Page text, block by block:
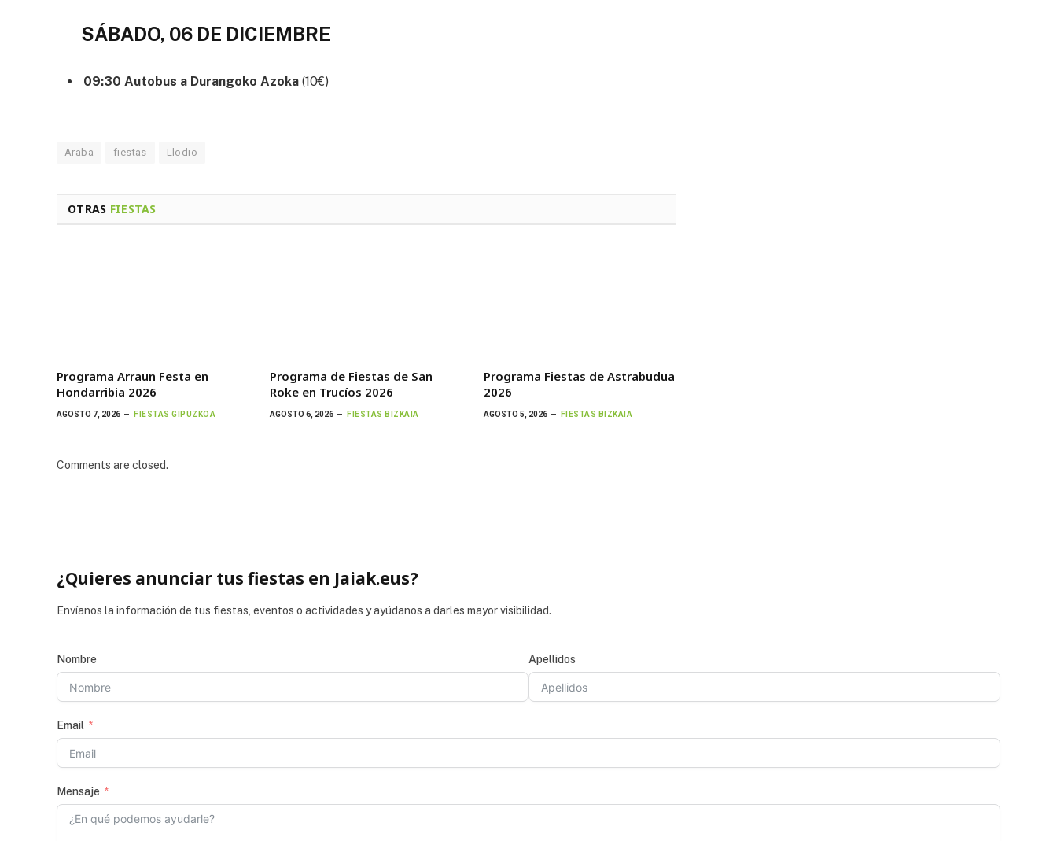
SÁBADO, 06 DE DICIEMBRE
09:30 Autobus a Durangoko Azoka (10€)
Araba fiestas Llodio
OTRAS FIESTAS
Programa Arraun Festa en
Hondarribia 2026
AGOSTO 7, 2026 FIESTAS GIPUZKOA
Programa de Fiestas de San
Roke en Trucíos 2026
AGOSTO 6, 2026 FIESTAS BIZKAIA
Programa Fiestas de Astrabudua
2026
AGOSTO 5, 2026 FIESTAS BIZKAIA
Comments are closed.
¿Quieres anunciar tus fiestas en Jaiak.eus?
Envíanos la información de tus fiestas, eventos o actividades y ayúdanos a darles mayor visibilidad.
Nombre Apellidos
Email
Mensaje